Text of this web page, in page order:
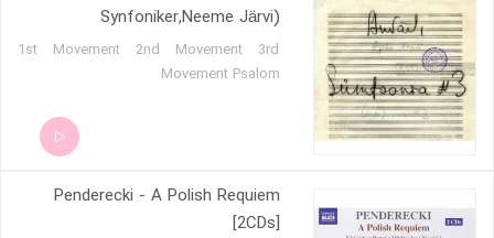
Synfoniker,Neeme Järvi)
1st Movement 2nd Movement 3rd
Movement Psalom
Penderecki - A Polish Requiem
[2CDs]